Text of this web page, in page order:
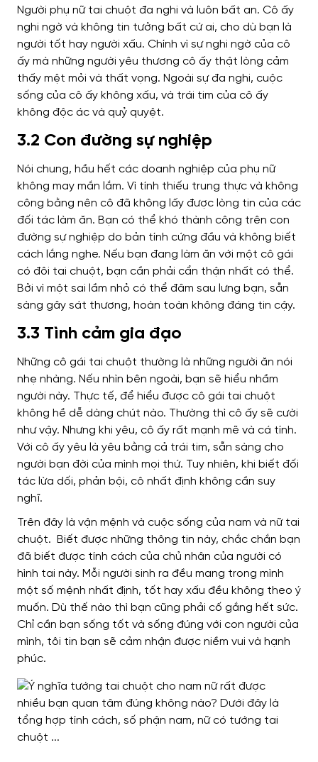
Người phụ nữ tai chuột đa nghi và luôn bất an. Cô ấy
nghi ngờ và không tin tưởng bất cứ ai, cho dù bạn là
người tốt hay người xấu. Chính vì sự nghi ngờ của cô
ấy mà những người yêu thương cô ấy thật lòng cảm
thấy mệt mỏi và thất vọng. Ngoài sự đa nghi, cuộc
sống của cô ấy không xấu, và trái tim của cô ấy
không độc ác và quỷ quyệt.
3.2 Con đường sự nghiệp
Nói chung, hầu hết các doanh nghiệp của phụ nữ
không may mắn lắm. Vì tính thiếu trung thực và không
công bằng nên cô đã không lấy được lòng tin của các
đối tác làm ăn. Bạn có thể khó thành công trên con
đường sự nghiệp do bản tính cứng đầu và không biết
cách lắng nghe. Nếu bạn đang làm ăn với một cô gái
có đôi tai chuột, bạn cần phải cẩn thận nhất có thể.
Bởi vì một sai lầm nhỏ có thể đâm sau lưng bạn, sẵn
sàng gây sát thương, hoàn toàn không đáng tin cậy.
3.3 Tình cảm gia đạo
Những cô gái tai chuột thường là những người ăn nói
nhẹ nhàng. Nếu nhìn bên ngoài, bạn sẽ hiểu nhầm
người này. Thực tế, để hiểu được cô gái tai chuột
không hề dễ dàng chút nào. Thường thì cô ấy sẽ cười
như vậy. Nhưng khi yêu, cô ấy rất mạnh mẽ và cá tính.
Với cô ấy yêu là yêu bằng cả trái tim, sẵn sàng cho
người bạn đời của mình mọi thứ. Tuy nhiên, khi biết đối
tác lừa dối, phản bội, cô nhất định không cần suy
nghĩ.
Trên đây là vận mệnh và cuộc sống của nam và nữ tai
chuột. Biết được những thông tin này, chắc chắn bạn
đã biết được tính cách của chủ nhân của người có
hình tai này. Mỗi người sinh ra đều mang trong mình
một số mệnh nhất định, tốt hay xấu đều không theo ý
muốn. Dù thế nào thì bạn cũng phải cố gắng hết sức.
Chỉ cần bạn sống tốt và sống đúng với con người của
mình, tôi tin bạn sẽ cảm nhận được niềm vui và hạnh
phúc.